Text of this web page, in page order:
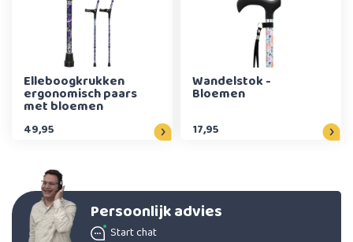
Elleboogkrukken
ergonomisch paars
met bloemen
49,95
Wandelstok -
Bloemen
17,95
Persoonlijk advies
Start chat